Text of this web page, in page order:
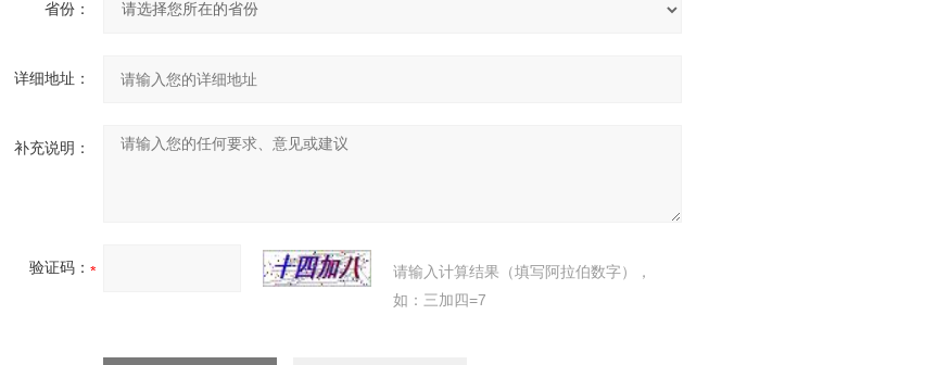
省份：
详细地址：
补充说明：
验证码：
请输入计算结果（填写阿拉伯数字），
如：三加四=7